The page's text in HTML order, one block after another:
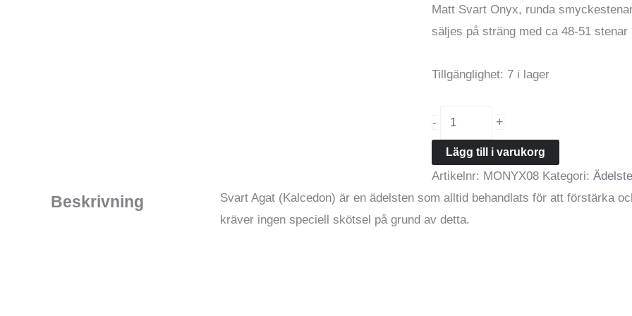
Matt Svart Onyx, runda
säljes på sträng med ca 48-51 stenar
Tillgänglighet: 7 i lager
-
Matt
svart
Agat
8mm
rund
ädelsten
+
Lägg till i varukorg
Artikelnr: MONYX08 Kategori:
Beskrivning
Svart Agat (Kalcedon) är en ädelsten som alltid behandlats för att förstärka
kräver ingen speciell skötsel på grund av detta.